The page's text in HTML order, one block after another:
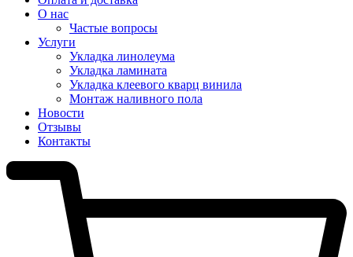
О нас
Частые вопросы
Услуги
Укладка линолеума
Укладка ламината
Укладка клеевого кварц винила
Монтаж наливного пола
Новости
Отзывы
Контакты